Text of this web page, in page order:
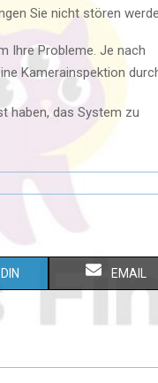
Sie nicht stören
Ihre Probleme. Je nach
Kamerainspektion
haben, das System zu
EMAIL